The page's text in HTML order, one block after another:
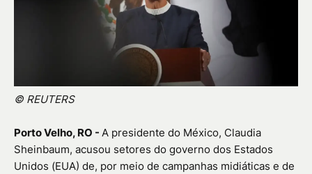
© REUTERS
Porto Velho, RO - A presidente do México, Claudia
Sheinbaum, acusou setores do governo dos Estados
Unidos (EUA) de, por meio de campanhas midiáticas e de